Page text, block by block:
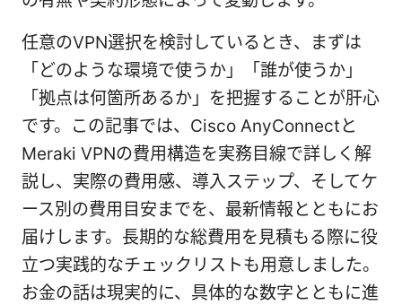
任意のVPN選択を検討しているとき、まずは
「どのような環境で使うか」「誰が使うか」
「拠点は何箇所あるか」を把握することが肝心
です。この記事では、Cisco AnyConnectと
Meraki VPNの費用構造を実務目線で詳しく解
説し、実際の費用感、導入ステップ、そしてケ
ース別の費用目安までを、最新情報とともにお
届けします。長期的な総費用を見積もる際に役
立つ実践的なチェックリストも用意しました。
お金の話は現実的に、具体的な数字とともに進